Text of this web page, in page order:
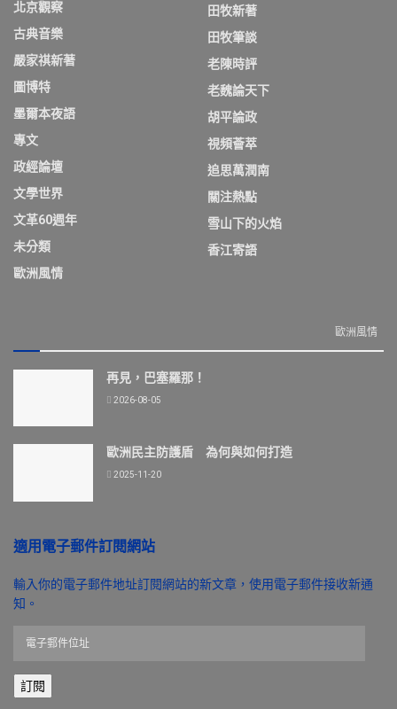
北京觀察
古典音樂
嚴家祺新著
圖博特
墨爾本夜語
專文
政經論壇
文學世界
文革60週年
未分類
歐洲風情
田牧新著
田牧筆談
老陳時評
老魏論天下
胡平論政
視頻薈萃
追思萬潤南
關注熱點
雪山下的火焰
香江寄語
歐洲風情
再見，巴塞羅那！
2026-08-05
歐洲民主防護盾 為何與如何打造
2025-11-20
適用電子郵件訂閱網站
輸入你的電子郵件地址訂閱網站的新文章，使用電子郵件接收新通
知。
郵
件訂閱